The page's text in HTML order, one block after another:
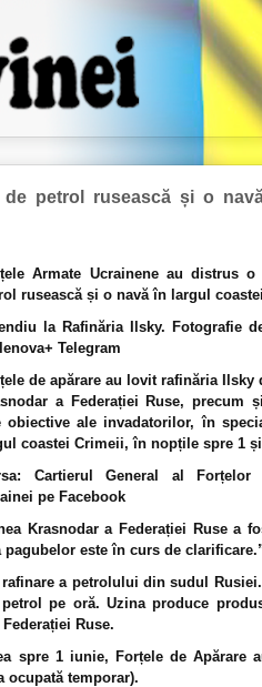
petrol rusească și o
Armate Ucrainene au distrus
rusească și o navă în largul
la Rafinăria Ilsky. Fotografie
Telegram
de apărare au lovit rafinăria Ilsky
a Federației Ruse, precum
obiective ale invadatorilor, în
coastei Crimeii, în nopțile spre 1
Cartierul General al Forțelor
pe Facebook
Krasnodar a Federației Ruse a
este în curs de
a petrolului din sudul Rusiei.
pe oră. Uzina produce
Ruse.
spre 1 iunie, Forțele de Apărare
ocupată temporar).